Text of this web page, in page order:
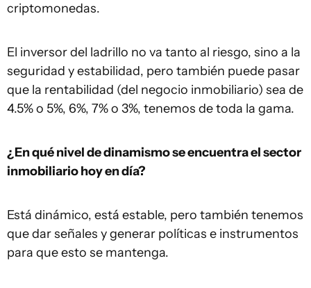
criptomonedas.
El inversor del ladrillo no va tanto al riesgo, sino a la
seguridad y estabilidad, pero también puede pasar
que la rentabilidad (del negocio inmobiliario) sea de
4.5% o 5%, 6%, 7% o 3%, tenemos de toda la gama.
¿En qué nivel de dinamismo se encuentra el sector
inmobiliario hoy en día?
Está dinámico, está estable, pero también tenemos
que dar señales y generar políticas e instrumentos
para que esto se mantenga.